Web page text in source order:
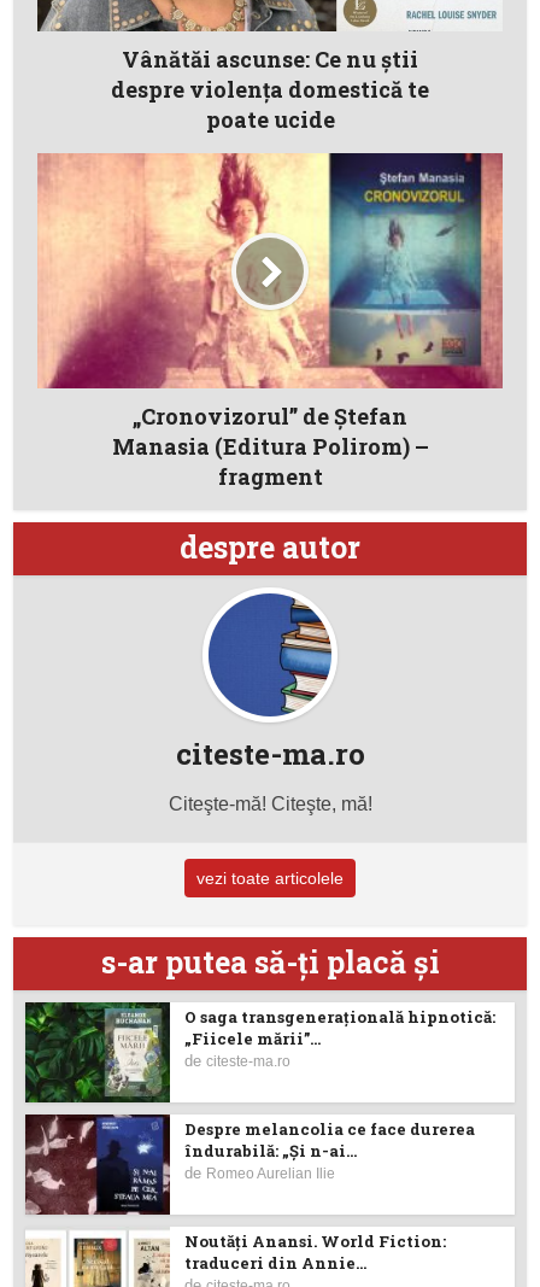
Vânătăi ascunse: Ce nu știi
despre violența domestică te
poate ucide
„Cronovizorul” de Ştefan
Manasia (Editura Polirom) –
fragment
despre autor
citeste-ma.ro
Citeşte-mă! Citeşte, mă!
vezi toate articolele
s-ar putea să-ţi placă şi
O saga transgenerațională hipnotică:
„Fiicele mării”...
deciteste-ma.ro
Despre melancolia ce face durerea
îndurabilă: „Și n-ai...
de Romeo Aurelian Ilie
Noutăţi Anansi. World Fiction:
traduceri din Annie...